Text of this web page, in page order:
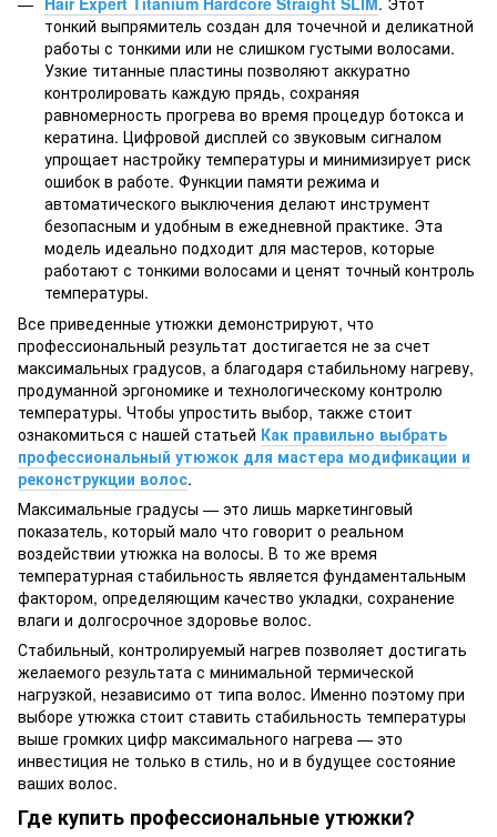
тонкий выпрямитель создан для точечной и деликатной
работы с тонкими или не слишком густыми волосами.
Узкие титанные пластины позволяют аккуратно
контролировать каждую прядь, сохраняя
равномерность прогрева во время процедур ботокса и
кератина. Цифровой дисплей со звуковым сигналом
упрощает настройку температуры и минимизирует риск
ошибок в работе. Функции памяти режима и
автоматического выключения делают инструмент
безопасным и удобным в ежедневной практике. Эта
модель идеально подходит для мастеров, которые
работают с тонкими волосами и ценят точный контроль
температуры.
Все приведенные утюжки демонстрируют, что
профессиональный результат достигается не за счет
максимальных градусов, а благодаря стабильному нагреву,
продуманной эргономике и технологическому контролю
температуры. Чтобы упростить выбор, также стоит
ознакомиться с нашей статьей Как правильно выбрать
профессиональный утюжок для мастера модификации и
реконструкции волос.
Максимальные градусы — это лишь маркетинговый
показатель, который мало что говорит о реальном
воздействии утюжка на волосы. В то же время
температурная стабильность является фундаментальным
фактором, определяющим качество укладки, сохранение
влаги и долгосрочное здоровье волос.
Стабильный, контролируемый нагрев позволяет достигать
желаемого результата с минимальной термической
нагрузкой, независимо от типа волос. Именно поэтому при
выборе утюжка стоит ставить стабильность температуры
выше громких цифр максимального нагрева — это
инвестиция не только в стиль, но и в будущее состояние
ваших волос.
Где купить профессиональные утюжки?